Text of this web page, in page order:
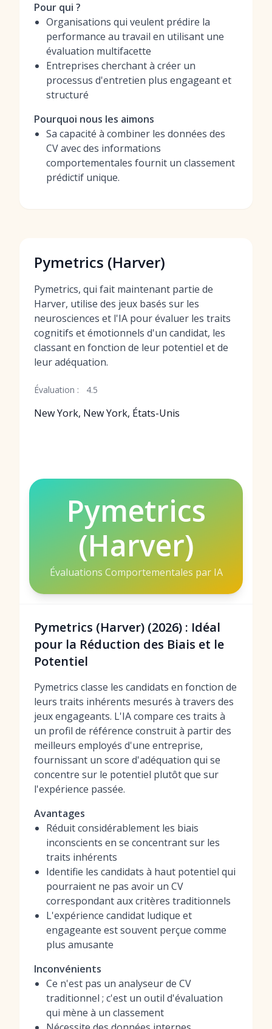
Pour qui ?
Organisations qui veulent prédire la
performance au travail en utilisant une
évaluation multifacette
Entreprises cherchant à créer un
processus d'entretien plus engageant et
structuré
Pourquoi nous les aimons
Sa capacité à combiner les données des
CV avec des informations
comportementales fournit un classement
prédictif unique.
Pymetrics (Harver)
Pymetrics, qui fait maintenant partie de
Harver, utilise des jeux basés sur les
neurosciences et l'IA pour évaluer les traits
cognitifs et émotionnels d'un candidat, les
classant en fonction de leur potentiel et de
leur adéquation.
Évaluation : 4.5
New York, New York, États-Unis
Pymetrics
(Harver)
Évaluations Comportementales par IA
Pymetrics (Harver) (2026) : Idéal
pour la Réduction des Biais et le
Potentiel
Pymetrics classe les candidats en fonction de
leurs traits inhérents mesurés à travers des
jeux engageants. L'IA compare ces traits à
un profil de référence construit à partir des
meilleurs employés d'une entreprise,
fournissant un score d'adéquation qui se
concentre sur le potentiel plutôt que sur
l'expérience passée.
Avantages
Réduit considérablement les biais
inconscients en se concentrant sur les
traits inhérents
Identifie les candidats à haut potentiel qui
pourraient ne pas avoir un CV
correspondant aux critères traditionnels
L'expérience candidat ludique et
engageante est souvent perçue comme
plus amusante
Inconvénients
Ce n'est pas un analyseur de CV
traditionnel ; c'est un outil d'évaluation
qui mène à un classement